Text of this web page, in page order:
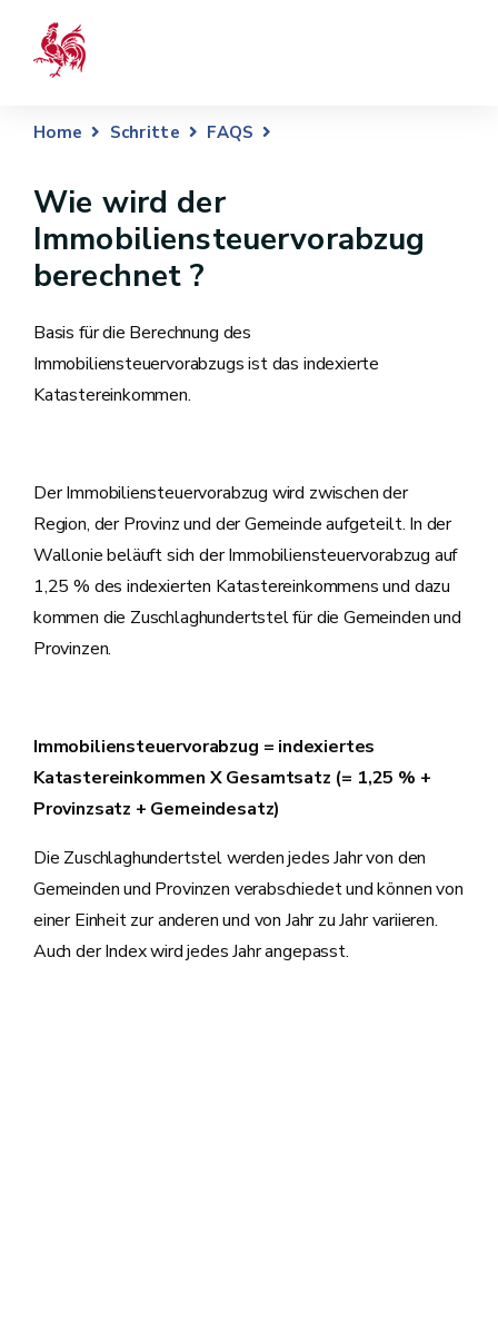
Home Schritte FAQS
Wie wird der
Immobiliensteuervorabzug
berechnet ?
Basis für die Berechnung des
Immobiliensteuervorabzugs ist das indexierte
Katastereinkommen.
Der Immobiliensteuervorabzug wird zwischen der
Region, der Provinz und der Gemeinde aufgeteilt. In der
Wallonie beläuft sich der Immobiliensteuervorabzug auf
1,25 % des indexierten Katastereinkommens und dazu
kommen die Zuschlaghundertstel für die Gemeinden und
Provinzen.
Immobiliensteuervorabzug = indexiertes
Katastereinkommen X Gesamtsatz (= 1,25 % +
Provinzsatz + Gemeindesatz)
Die Zuschlaghundertstel werden jedes Jahr von den
Gemeinden und Provinzen verabschiedet und können von
einer Einheit zur anderen und von Jahr zu Jahr variieren.
Auch der Index wird jedes Jahr angepasst.